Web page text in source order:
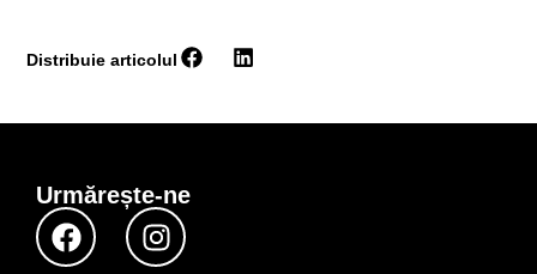
Distribuie articolul
Urmărește-ne